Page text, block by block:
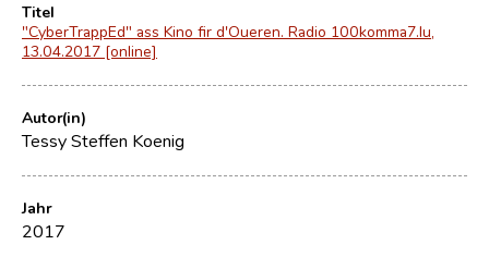
Titel
"CyberTrappEd" ass Kino fir d'Oueren. Radio 100komma7.lu,
13.04.2017 [online]
Autor(in)
Tessy Steffen Koenig
Jahr
2017